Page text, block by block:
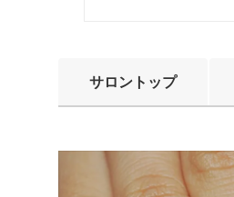
サロントップ